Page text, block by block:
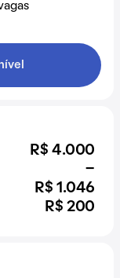
R$ 4.000
-
R$ 1.046
R$ 200